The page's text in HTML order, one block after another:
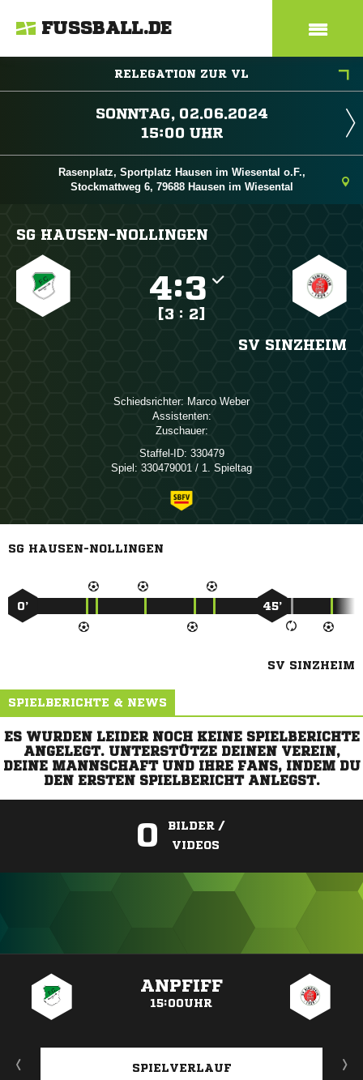
FUSSBALL.DE
RELEGATION ZUR VL
 
 
Rasenplatz, Sportplatz Hausen im Wiesental o.F.,
Stockmattweg 6, 79688 Hausen im Wiesental
SG HAUSEN-NOLLINGEN
:
[3 : 2]
SV SINZHEIM
Schiedsrichter:  
Assistenten:
Zuschauer:
Staffel-ID: 330479
Spiel: 330479001 / 1. Spieltag
SG HAUSEN-NOLLINGEN
0’ 45’
SV SINZHEIM
SPIELBERICHTE & NEWS
ES WURDEN LEIDER NOCH KEINE SPIELBERICHTE
ANGELEGT. UNTERSTÜTZE DEINEN VEREIN,
DEINE MANNSCHAFT UND IHRE FANS, INDEM DU
DEN ERSTEN SPIELBERICHT ANLEGST.
0
BILDER /
VIDEOS
ANPFIFF
15:00UHR
SPIELVERLAUF